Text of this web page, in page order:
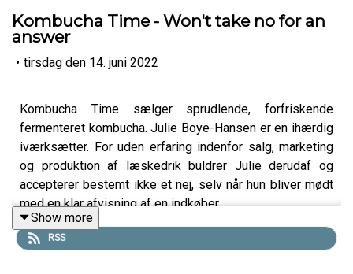
Kombucha Time - Won't take no for an
answer
• tirsdag den 14. juni 2022
Kombucha Time sælger sprudlende, forfriskende
fermenteret kombucha. Julie Boye-Hansen er en ihærdig
iværksætter. For uden erfaring indenfor salg, marketing
og produktion af læskedrik buldrer Julie derudaf og
accepterer bestemt ikke et nej, selv når hun bliver mødt
med en klar afvisning af en indkøber.
Vi snakker også om hvad der driver Julie og hvordan hun
har tænkt sig at indtage et i forvejen rødt marked.
Show more
RSS